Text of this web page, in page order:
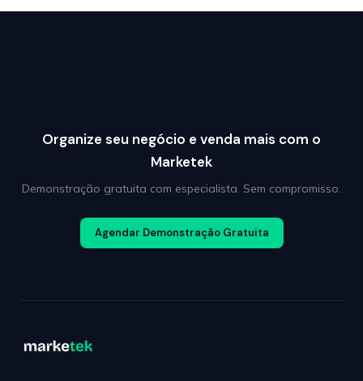
Organize seu negócio e venda mais com o
Marketek
Demonstração gratuita com especialista. Sem compromisso.
Agendar Demonstração Gratuita